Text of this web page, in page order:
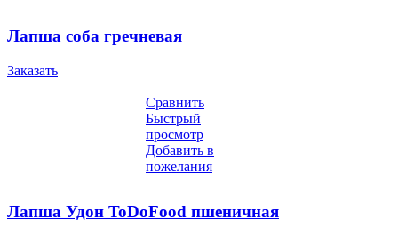
Лапша соба гречневая
Заказать
Сравнить
Быстрый
просмотр
Добавить в
пожелания
Лапша Удон ToDoFood пшеничная